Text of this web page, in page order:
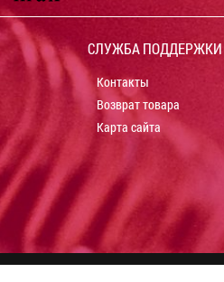
СЛУЖБА ПОДДЕРЖКИ
Контакты
Возврат товара
Карта сайта